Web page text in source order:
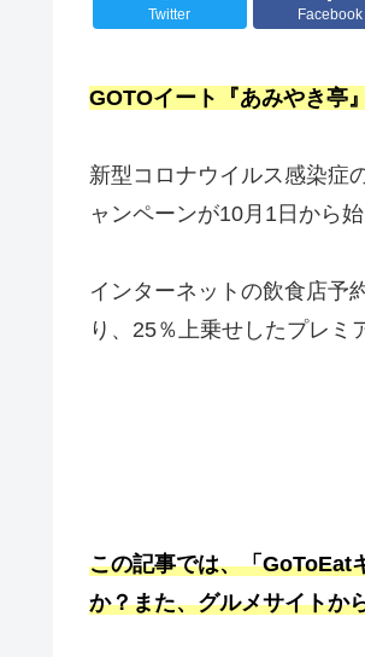
Twitter Facebook
GOTOイート『あみやき亭
新型コロナウイルス感染症
ャンペーンが10月1日から始
インターネットの飲食店予
り、25％上乗せしたプレミ
この記事では、「GoToEat
か？また、グルメサイトか